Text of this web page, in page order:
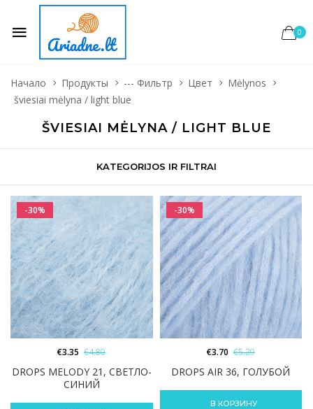
0
Начало Продукты --- Фильтр Цвет
Mėlynos
šviesiai mėlyna / light blue
ŠVIESIAI MĖLYNA / LIGHT BLUE
KATEGORIJOS IR FILTRAI
-30%
DROPS MELODY 21, СВЕТЛО-
СИНИЙ
€3.35 €4.80
-30%
DROPS AIR 36, ГОЛУБОЙ
€3.70 €5.29
В КОРЗИНУ